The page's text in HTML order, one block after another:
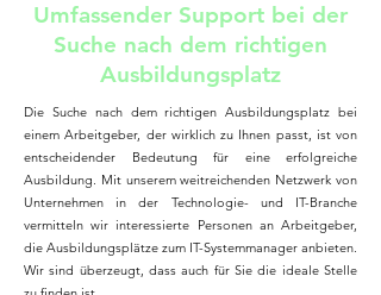
Umfassender Support bei der
Suche nach dem richtigen
Ausbildungsplatz
Die Suche nach dem richtigen Ausbildungsplatz bei
einem Arbeitgeber, der wirklich zu Ihnen passt, ist von
entscheidender Bedeutung für eine erfolgreiche
Ausbildung. Mit unserem weitreichenden Netzwerk von
Unternehmen in der Technologie- und IT-Branche
vermitteln wir interessierte Personen an Arbeitgeber,
die Ausbildungsplätze zum IT-Systemmanager anbieten.
Wir sind überzeugt, dass auch für Sie die ideale Stelle